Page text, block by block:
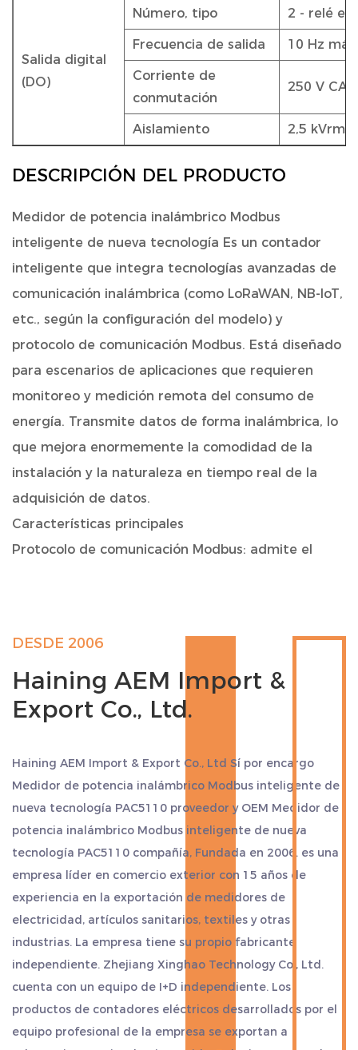
Salida digital
(DO)
Número, tipo 2 - relé
Frecuencia de salida 10 Hz
Corriente de
conmutación
250 V CA
Aislamiento 2,5 kVrms
DESCRIPCIÓN DEL PRODUCTO
Medidor de potencia inalámbrico Modbus
inteligente de nueva tecnología Es un contador
inteligente que integra tecnologías avanzadas de
comunicación inalámbrica (como LoRaWAN, NB-IoT,
etc., según la configuración del modelo) y
protocolo de comunicación Modbus. Está diseñado
para escenarios de aplicaciones que requieren
monitoreo y medición remota del consumo de
energía. Transmite datos de forma inalámbrica, lo
que mejora enormemente la comodidad de la
instalación y la naturaleza en tiempo real de la
adquisición de datos.
Características principales
Protocolo de comunicación Modbus: admite el
administración remotos.
Transmisión inalámbrica: módulo inalámbrico
incorporado, admite transmisión de datos a larga
mantenimiento.
Soporte de entrada de contacto seco: proporciona
soporte de 4 vías para entrada de contacto seco
(fuente de alimentación incorporada de 20-24
VCC), adecuado para conectar varios sensores de
cantidad de interruptores, como estado del
ampliando el rango de aplicación. del medidor.
Medición de alta precisión: la resistencia de
entrada es de 10 kΩ, la frecuencia máxima puede
alcanzar los 250 Hz y el tiempo de respuesta es de
DESDE 2006
Haining AEM Import &
Export Co., Ltd.
Haining AEM Import & Export Co., Ltd Sí por encargo
Medidor de potencia inalámbrico Modbus inteligente de
nueva tecnología PAC5110 proveedor y OEM Medidor de
potencia inalámbrico Modbus inteligente de nueva
tecnología PAC5110 compañía, Fundada en 2006. es una
empresa líder en comercio exterior con 15 años de
experiencia en la exportación de medidores de
electricidad, artículos sanitarios, textiles y otras
industrias. La empresa tiene su propio fabricante
independiente. Zhejiang Xinghao Technology Co., Ltd.
cuenta con un equipo de I+D independiente. Los
productos de contadores eléctricos desarrollados por el
equipo profesional de la empresa se exportan a